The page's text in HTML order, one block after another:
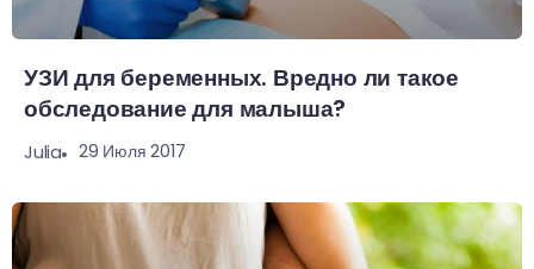
УЗИ для беременных. Вредно ли такое
обследование для малыша?
Julia 29 Июля 2017